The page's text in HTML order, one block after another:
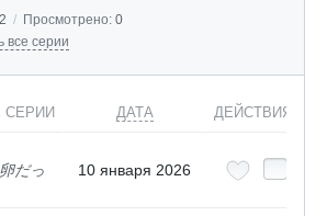
/ Просмотрено: 0
все серии
СЕРИИ ДАТА ДЕЙСТВИЯ
だっ
10 января 2026